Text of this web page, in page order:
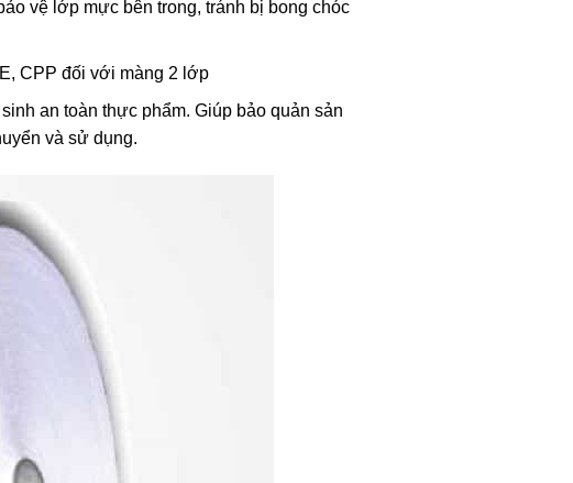
vệ lớp mực bên trong, tránh bị bong chóc
CPP đối với màng 2 lớp
an toàn thực phẩm. Giúp bảo quản sản
và sử dụng.